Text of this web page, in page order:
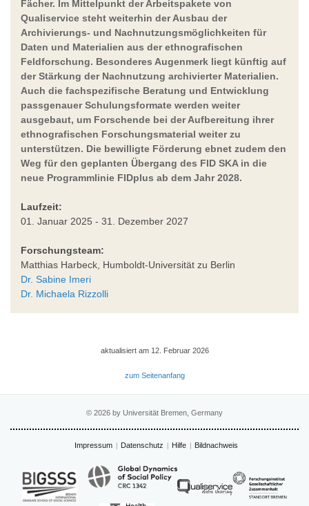
Fächer. Im Mittelpunkt der Arbeitspakete von
Qualiservice steht weiterhin der Ausbau der
Archivierungs- und Nachnutzungsmöglichkeiten für
Daten und Materialien aus der ethnografischen
Feldforschung. Besonderes Augenmerk liegt künftig auf
der Stärkung der Nachnutzung archivierter Materialien.
Auch die fachspezifische Beratung und Entwicklung
passgenauer Schulungsformate werden weiter
ausgebaut, um Forschende bei der Aufbereitung ihrer
ethnografischen Forschungsmaterial weiter zu
unterstützen. Die bewilligte Förderung ebnet zudem den
Weg für den geplanten Übergang des FID SKA in die
neue Programmlinie FIDplus ab dem Jahr 2028.
Laufzeit:
01. Januar 2025 - 31. Dezember 2027
Forschungsteam:
Matthias Harbeck, Humboldt-Universität zu Berlin
Dr. Sabine Imeri
Dr. Michaela Rizzolli
aktualisiert am 12. Februar 2026
zum Seitenanfang
© 2026 by Universität Bremen, Germany
Impressum Datenschutz Hilfe Bildnachweis